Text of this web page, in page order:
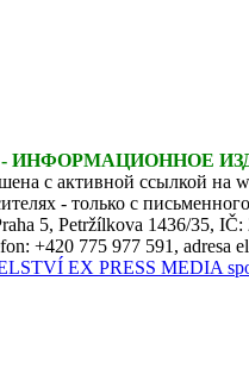
- ИНФОРМАЦИОННОЕ
с активной ссылкой на
- только с
5, Petržílkova 1436/35, IČ:
+420 775 977 591, adresa
EX PRESS MEDIA